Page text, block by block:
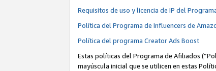
Requisitos de uso y licencia de IP del
Política del Programa de Influencers de
Política del programa Creator Ads Boost
Estas políticas del Programa de Afiliados
mayúscula inicial que se utilicen en estas